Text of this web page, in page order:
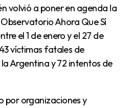
Ahora Que Sí
el 1 de enero y el 27 de
víctimas fatales de
Argentina y 72 intentos de